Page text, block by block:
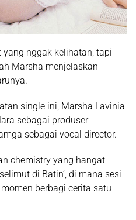
yang nggak kelihatan, tapi
Marsha menjelaskan
single ini, Marsha Lavinia
sebagai produser
sebagai vocal director.
chemistry yang hangat
di Batin’, di mana sesi
berbagi cerita satu